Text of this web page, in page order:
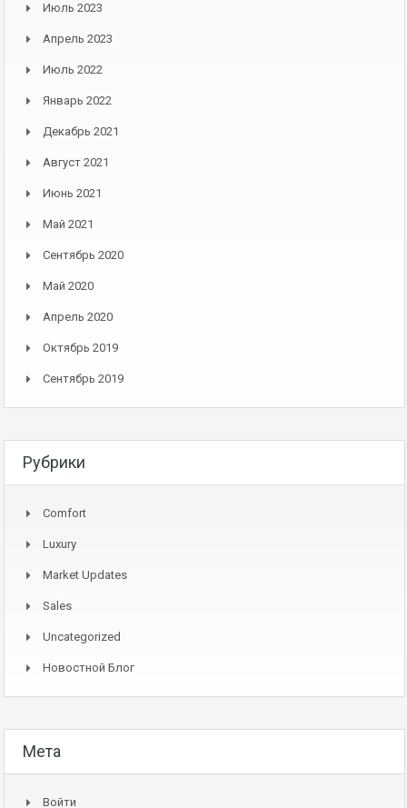
Июль 2023
Апрель 2023
Июль 2022
Январь 2022
Декабрь 2021
Август 2021
Июнь 2021
Май 2021
Сентябрь 2020
Май 2020
Апрель 2020
Октябрь 2019
Сентябрь 2019
Рубрики
Comfort
Luxury
Market Updates
Sales
Uncategorized
Новостной Блог
Мета
Войти